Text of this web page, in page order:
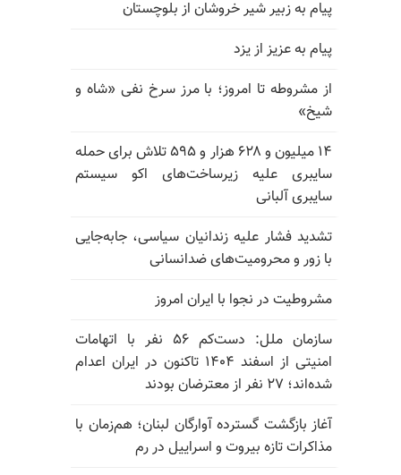
پیام به زبیر شیر خروشان از بلوچستان
پیام به عزیز از یزد
از مشروطه تا امروز؛ با مرز سرخ نفی «شاه و
شیخ»
۱۴ میلیون و ۶۲۸ هزار و ۵۹۵ تلاش برای حمله
سایبری علیه زیرساخت‌های اکو سیستم
سایبری آلبانی
تشدید فشار علیه زندانیان سیاسی، جابه‌جایی
با زور و محرومیت‌های ضدانسانی
مشروطیت در نجوا با ایران امروز
سازمان ملل: دست‌کم ۵۶ نفر با اتهامات
امنیتی از اسفند ۱۴۰۴ تاکنون در ایران اعدام
شده‌اند؛ ۲۷ نفر از معترضان بودند
آغاز بازگشت گسترده آوارگان لبنان؛ هم‌زمان با
مذاکرات تازه بیروت و اسراییل در رم